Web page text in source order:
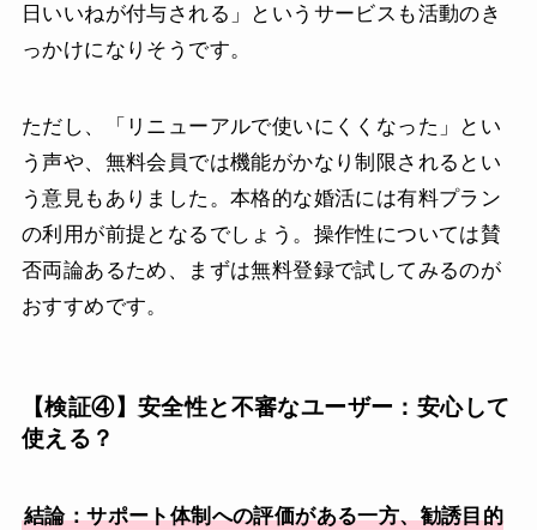
日いいねが付与される」というサービスも活動のき
っかけになりそうです。
ただし、「リニューアルで使いにくくなった」とい
う声や、無料会員では機能がかなり制限されるとい
う意見もありました。本格的な婚活には有料プラン
の利用が前提となるでしょう。操作性については賛
否両論あるため、まずは無料登録で試してみるのが
おすすめです。
【検証④】安全性と不審なユーザー：安心して
使える？
結論：サポート体制への評価がある一方、勧誘目的